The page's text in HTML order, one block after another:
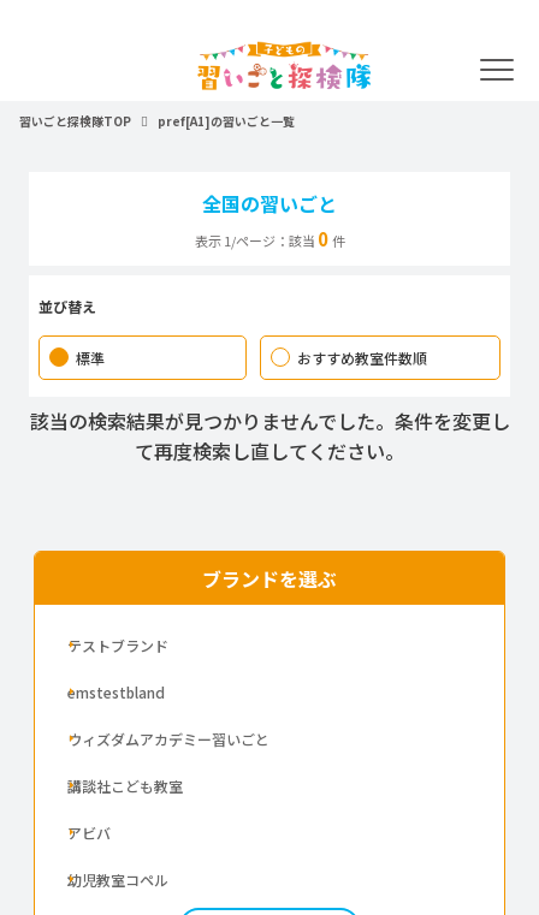
習いごと探検隊TOP pref[A1]の習いごと一覧
ブランドを選ぶ
テストブランド
emstestbland
ウィズダムアカデミー習いごと
講談社こども教室
アビバ
幼児教室コペル
全国の習いごと
表示 1/ページ：該当 0 件
並び替え
標準 おすすめ教室件数順
該当の検索結果が見つかりませんでした。条件を変更し
て再度検索し直してください。